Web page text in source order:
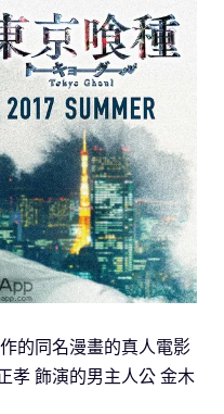
的同名漫畫的真人電影
孝 飾演的男主人公 金木